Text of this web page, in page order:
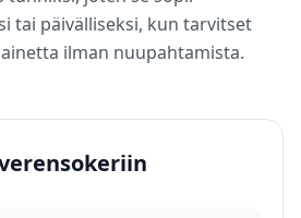
tai päivälliseksi, kun tarvitset
ilman nuupahtamista.